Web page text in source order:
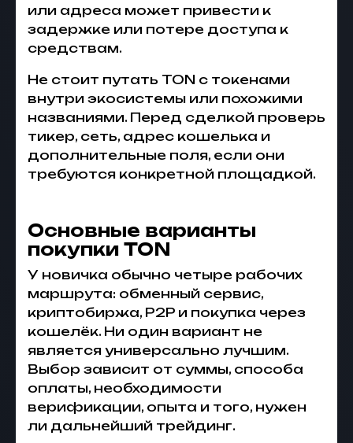
или адреса может привести к
задержке или потере доступа к
средствам.
Не стоит путать TON с токенами
внутри экосистемы или похожими
названиями. Перед сделкой проверь
тикер, сеть, адрес кошелька и
дополнительные поля, если они
требуются конкретной площадкой.
Основные варианты
покупки TON
У новичка обычно четыре рабочих
маршрута: обменный сервис,
криптобиржа, P2P и покупка через
кошелёк. Ни один вариант не
является универсально лучшим.
Выбор зависит от суммы, способа
оплаты, необходимости
верификации, опыта и того, нужен
ли дальнейший трейдинг.